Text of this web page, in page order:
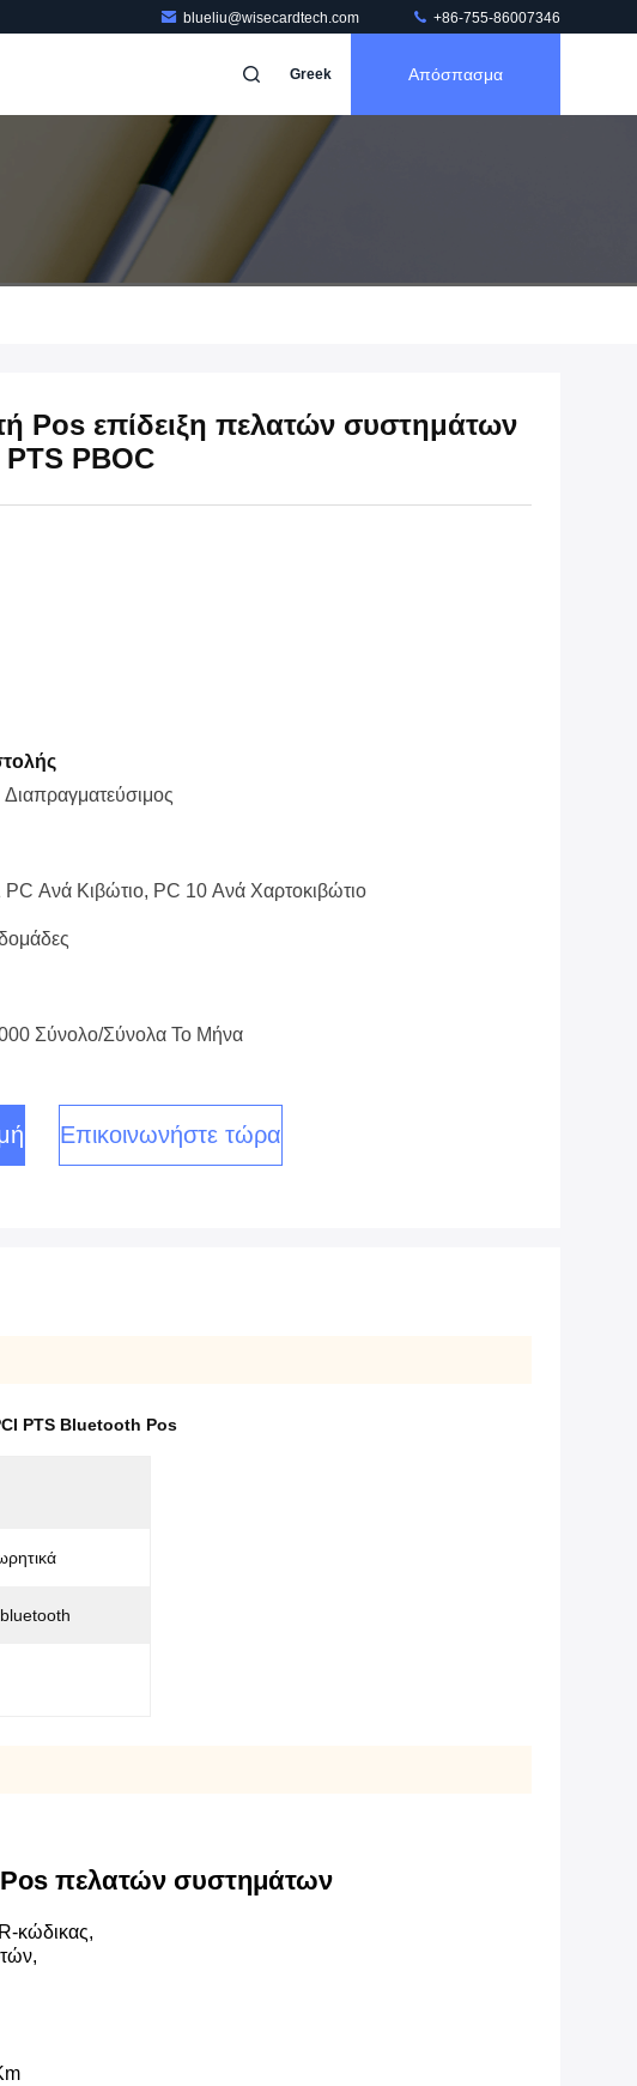
blueliu@wisecardtech.com +86-755-86007346
Greek Απόσπασμα
Pos επίδειξη πελατών συστημάτων
PBOC
Διαπραγματεύσιμος
PC Ανά Κιβώτιο, PC 10 Ανά Χαρτοκιβώτιο
Σύνολο/σύνολα Το Μήνα
Επικοινωνήστε τώρα
PTS Bluetooth Pos
Pos πελατών συστημάτων
κώδικας,